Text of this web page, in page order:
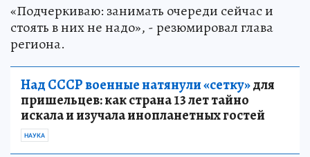
«Подчеркиваю: занимать очереди сейчас и
стоять в них не надо», - резюмировал глава
региона.
Над СССР военные натянули «сетку»для
пришельцев: как страна 13 лет тайно
искала и изучала инопланетных гостей
НАУКА